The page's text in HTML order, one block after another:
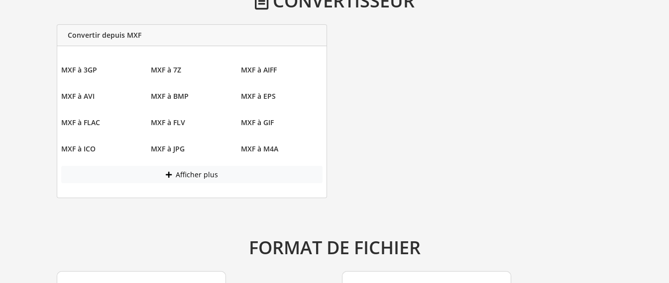
Convertir depuis MXF
MXF à 3GP MXF à 7Z MXF à AIFF
MXF à AVI MXF à BMP MXF à EPS
MXF à FLAC MXF à FLV MXF à GIF
MXF à ICO MXF à JPG MXF à M4A
Afficher plus
FORMAT DE FICHIER